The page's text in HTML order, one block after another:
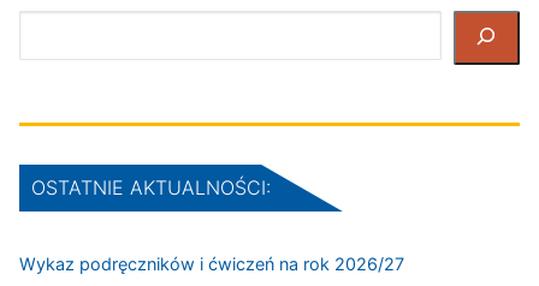
OSTATNIE AKTUALNOŚCI:
Wykaz podręczników i ćwiczeń na rok 2026/27